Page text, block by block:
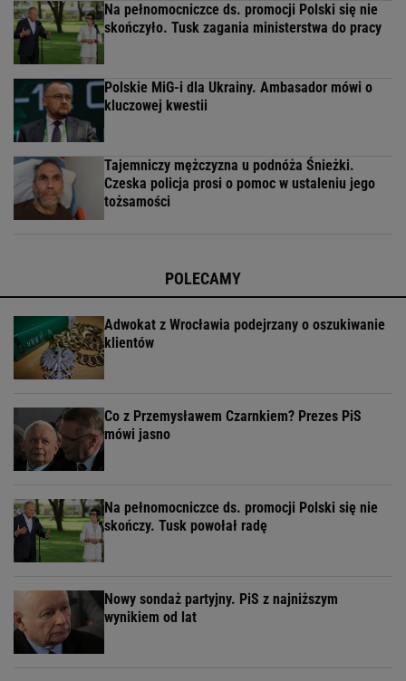
Na pełnomocniczce ds. promocji Polski się nie
skończyło. Tusk zagania ministerstwa do pracy
Polskie MiG-i dla Ukrainy. Ambasador mówi o
kluczowej kwestii
Tajemniczy mężczyzna u podnóża Śnieżki.
Czeska policja prosi o pomoc w ustaleniu jego
tożsamości
POLECAMY
Adwokat z Wrocławia podejrzany o oszukiwanie
klientów
Co z Przemysławem Czarnkiem? Prezes PiS
mówi jasno
Na pełnomocniczce ds. promocji Polski się nie
skończy. Tusk powołał radę
Nowy sondaż partyjny. PiS z najniższym
wynikiem od lat